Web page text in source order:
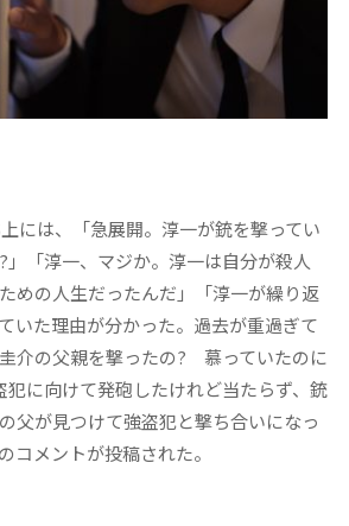
には、「急展開。淳一が銃を撃ってい
」「淳一、マジか。淳一は自分が殺人
めの人生だったんだ」「淳一が繰り返
いた理由が分かった。過去が重過ぎて
介の父親を撃ったの? 慕っていたのに
犯に向けて発砲したけれど当たらず、銃
父が見つけて強盗犯と撃ち合いになっ
コメントが投稿された。